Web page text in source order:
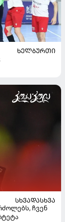
ᲮᲔᲚᲑᲣᲠᲗᲘ
ᲡᲮᲕᲐᲓᲐᲡᲮᲕᲐ
ჩვენ